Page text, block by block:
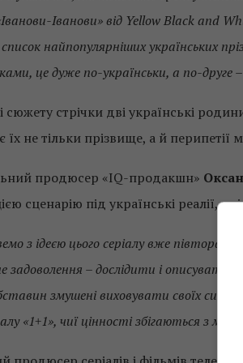
Іванови» від Yellow Black and
найпопулярніших українських
це дуже по-українськи, а по-друге
сюжету стрічки дві українські
їх не тільки прізвище, а й перипетії
продюсер «IQ-продакшн»
сценарію під українські реалії, з
з ідеєю цього серіалу вже півтора
задоволення – дослідити і описувати
змушені виховувати своїх
«1+1», чиї цінності збігаються з